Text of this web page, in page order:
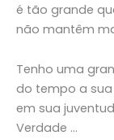
é tão grande
não mantêm
Tenho uma
do tempo a sua
em sua
Verdade …